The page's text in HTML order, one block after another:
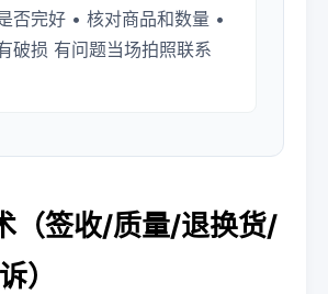
否完好 • 核对商品和数量 •
破损 有问题当场拍照联系
（签收/质量/退换货/
）